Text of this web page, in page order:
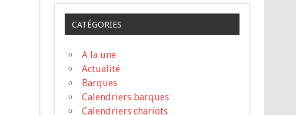
CATÉGORIES
A la une
Actualité
Barques
Calendriers barques
Calendriers chariots